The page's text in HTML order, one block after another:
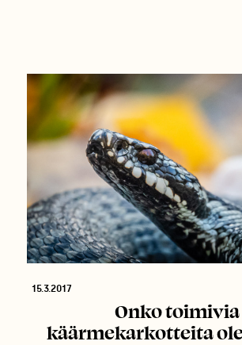
15.3.2017
Onko toimivia
käärmekarkotteita